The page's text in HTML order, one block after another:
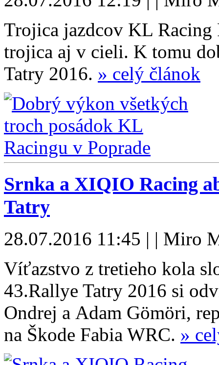
Trojica jazdcov KL Racing
trojica aj v cieli. K tomu
Tatry 2016. » celý článok
Srnka a XIQIO Racing
Tatry
28.07.2016 11:45 | | Miro
Víťazstvo z tretieho kola
43.Rallye Tatry 2016 si
Ondrej a Adam Gömöri,
na Škode Fabia WRC. »